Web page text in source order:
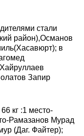
стали
район),Османов
в
Запир
кг :1 место-
Рамазанов Мурад
(Даг. Файтер);